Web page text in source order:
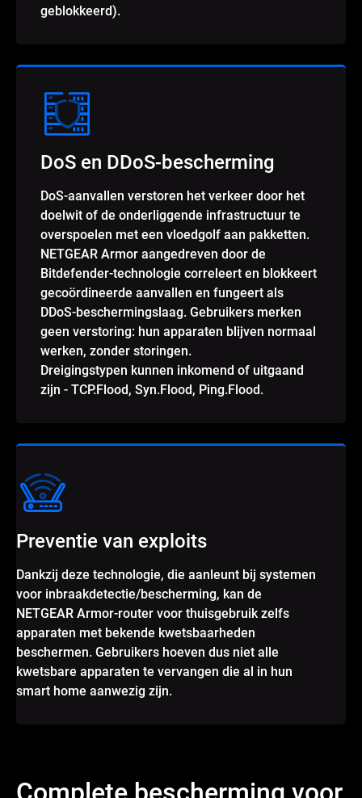
geblokkeerd).
DoS en DDoS-bescherming
DoS-aanvallen verstoren het verkeer door het
doelwit of de onderliggende infrastructuur te
overspoelen met een vloedgolf aan pakketten.
NETGEAR Armor aangedreven door de
Bitdefender-technologie correleert en blokkeert
gecoördineerde aanvallen en fungeert als
DDoS-beschermingslaag. Gebruikers merken
geen verstoring: hun apparaten blijven normaal
werken, zonder storingen.
Dreigingstypen kunnen inkomend of uitgaand
zijn - TCP.Flood, Syn.Flood, Ping.Flood.
Preventie van exploits
Dankzij deze technologie, die aanleunt bij systemen
voor inbraakdetectie/bescherming, kan de
NETGEAR Armor-router voor thuisgebruik zelfs
apparaten met bekende kwetsbaarheden
beschermen. Gebruikers hoeven dus niet alle
kwetsbare apparaten te vervangen die al in hun
smart home aanwezig zijn.